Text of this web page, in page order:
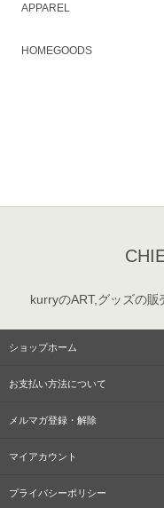
APPAREL
HOMEGOODS
kurryのART,グッズの販
ショップホーム
お支払い方法について
メルマガ登録・解除
マイアカウント
プライバシーポリシー